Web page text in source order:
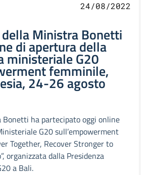
24/08/2022
Ministra Bonetti
di apertura della
ministeriale G20
femminile,
24-26 agosto
Bonetti ha partecipato oggi online
G20 sull’empowerment
Together, Recover Stronger to
organizzata dalla Presidenza
a Bali.